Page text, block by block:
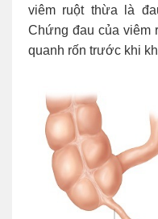
viêm ruột thừa là
Chứng đau của viêm
quanh rốn trước khi